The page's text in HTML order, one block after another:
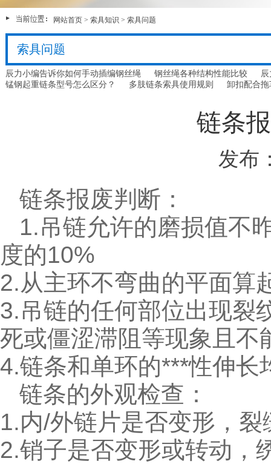
网站首页 > 索具知识 > 索具问题
索具问题
辰力小编告诉你如何手动插编钢丝绳 钢丝绳各种结构性能比较
锰钢起重链条型号怎么区分？
多肢链条索具使用规则 卸扣配合
链条
发布
链条报废判断：
1.吊链允许的磨损值不
度的10%
2.从主环不弯曲的平面算
3.吊链的任何部位出现裂
死或僵涩滞阻等现象且不
4.链条和单环的***性伸长
链条的外观检查：
1.内/外链片是否变形，裂
2.销子是否变形或转动，